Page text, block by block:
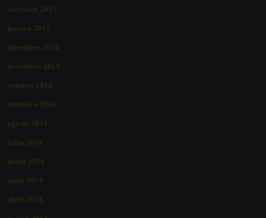
fevereiro 2015
janeiro 2015
dezembro 2014
novembro 2014
outubro 2014
setembro 2014
agosto 2014
julho 2014
junho 2014
maio 2014
abril 2014